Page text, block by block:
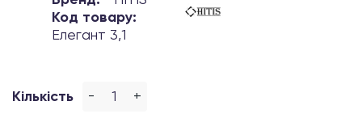
Код товару:
Елегант 3,1
Кількість - +